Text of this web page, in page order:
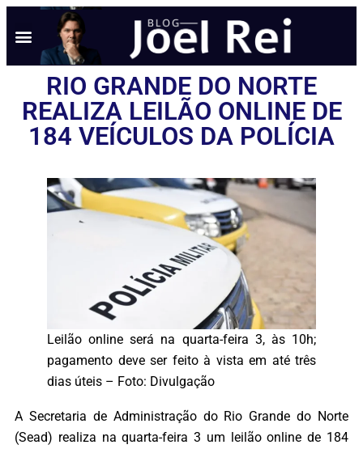
RIO GRANDE DO NORTE
REALIZA LEILÃO ONLINE DE
184 VEÍCULOS DA POLÍCIA
Leilão online será na quarta-feira 3, às 10h;
pagamento deve ser feito à vista em até três
dias úteis – Foto: Divulgação
A Secretaria de Administração do Rio Grande do Norte
(Sead) realiza na quarta-feira 3 um leilão online de 184